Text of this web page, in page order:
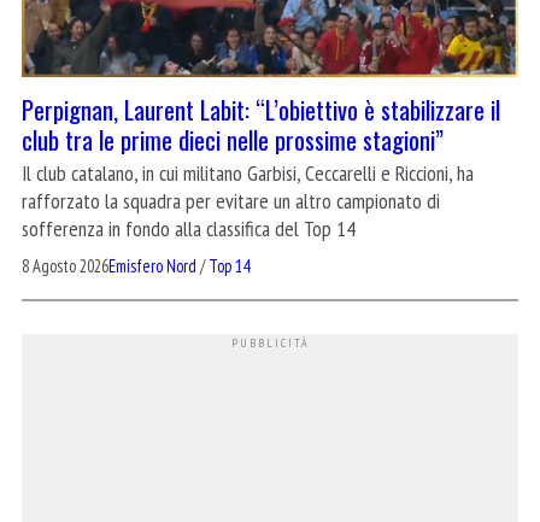
Perpignan, Laurent Labit: “L’obiettivo è stabilizzare il
club tra le prime dieci nelle prossime stagioni”
Il club catalano, in cui militano Garbisi, Ceccarelli e Riccioni, ha
rafforzato la squadra per evitare un altro campionato di
sofferenza in fondo alla classifica del Top 14
8 Agosto 2026Emisfero Nord /Top 14